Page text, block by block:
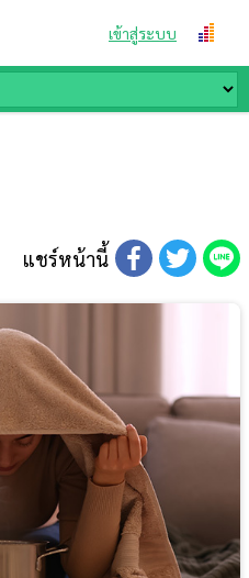
เข้าสู่ระบบ
แชร์หน้านี้